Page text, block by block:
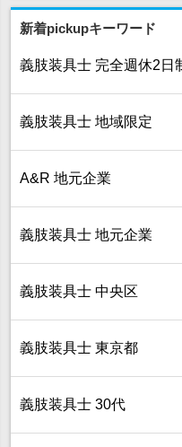
新着pickupキーワード
義肢装具士 完全週休2日
義肢装具士 地域限定
A&R 地元企業
義肢装具士 地元企業
義肢装具士 中央区
義肢装具士 東京都
義肢装具士 30代